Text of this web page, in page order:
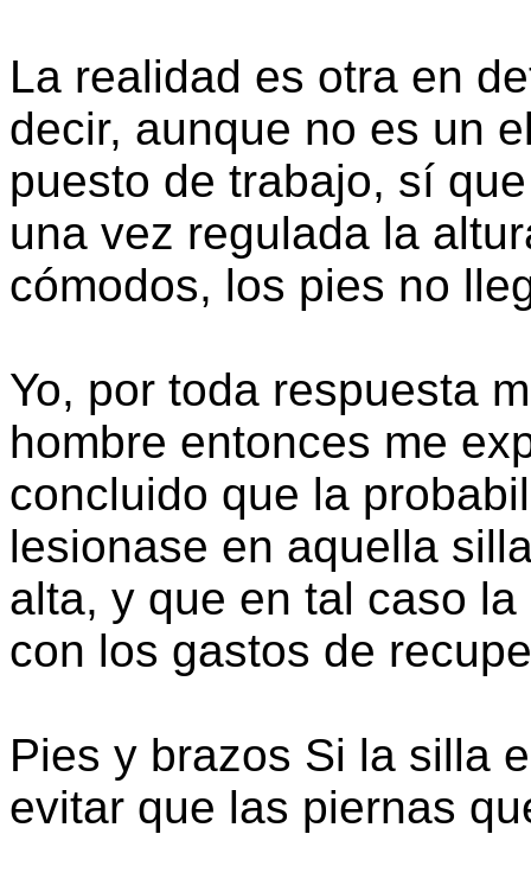
La realidad es otra en
decir, aunque no es un
puesto de trabajo, sí
una vez regulada la
cómodos, los pies no
Yo, por toda respuesta
hombre entonces me
concluido que la
lesionase en aquella
alta, y que en tal caso
con los gastos de
Pies y brazos Si la silla
evitar que las piernas